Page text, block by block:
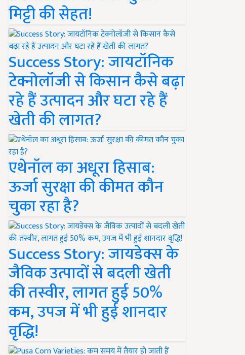
मिट्टी की सेहत!
Success Story: जायटॉनिक
टेक्नोलॉजी से किसान कैसे बढ़ा
रहे हैं उत्पादन और घटा रहे हैं
खेती की लागत?
एथेनॉल का अधूरा हिसाब:
ऊर्जा सुरक्षा की कीमत कौन
चुका रहा है?
Success Story: जायडेक्स के
जैविक उत्पादों से बदली खेती
की तस्वीर, लागत हुई 50%
कम, उपज में भी हुई शानदार
वृद्धि!